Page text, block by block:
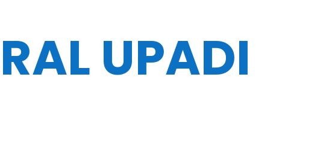
UPADI